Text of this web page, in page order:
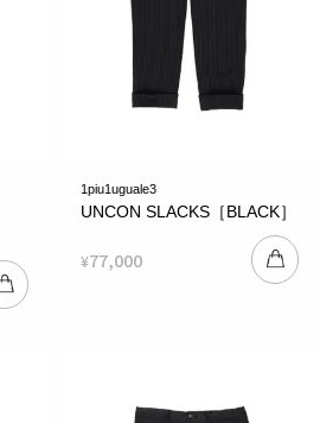
1piu1uguale3
UNCON SLACKS［BLACK］
¥77,000